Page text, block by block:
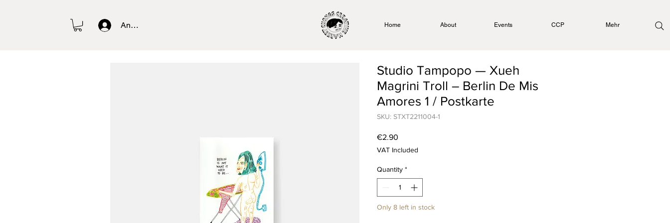
Anmelden Home About Events CCP Mehr
Studio Tampopo — Xueh
Magrini Troll – Berlin De Mis
Amores 1 / Postkarte
SKU: STXT2211004-1
€2.90
VAT Included
Quantity *
Only 8 left in stock